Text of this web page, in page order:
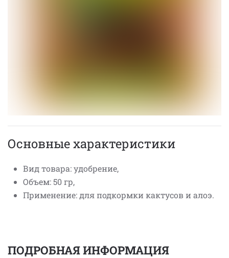
Основные характеристики
Вид товара: удобрение,
Объем: 50 гр,
Применение: для подкормки кактусов и алоэ.
ПОДРОБНАЯ ИНФОРМАЦИЯ